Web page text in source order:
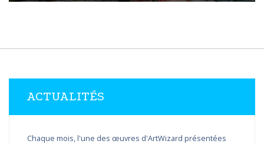
ACTUALITÉS
Chaque mois, l'une des œuvres d'ArtWizard présentées